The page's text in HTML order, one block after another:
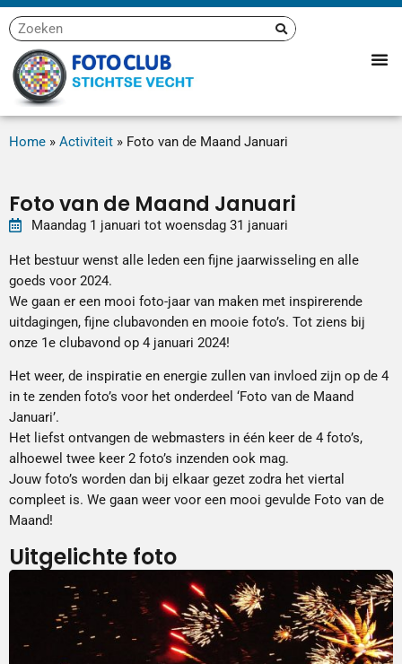
Home » Activiteit » Foto van de Maand Januari
Foto van de Maand Januari
Maandag 1 januari tot woensdag 31 januari
Het bestuur wenst alle leden een fijne jaarwisseling en alle
goeds voor 2024.
We gaan er een mooi foto-jaar van maken met inspirerende
uitdagingen, fijne clubavonden en mooie foto’s. Tot ziens bij
onze 1e clubavond op 4 januari 2024!
Het weer, de inspiratie en energie zullen van invloed zijn op de 4
in te zenden foto’s voor het onderdeel ‘Foto van de Maand
Januari’.
Het liefst ontvangen de webmasters in één keer de 4 foto’s,
alhoewel twee keer 2 foto’s inzenden ook mag.
Jouw foto’s worden dan bij elkaar gezet zodra het viertal
compleet is. We gaan weer voor een mooi gevulde Foto van de
Maand!
Uitgelichte foto